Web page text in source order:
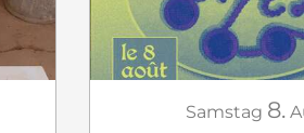
Samstag 8.